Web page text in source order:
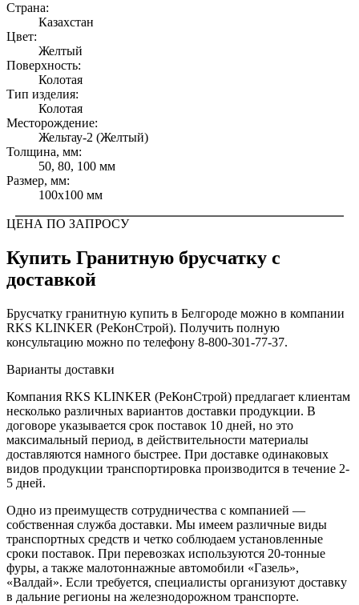
Страна:
Казахстан
Цвет:
Желтый
Поверхность:
Колотая
Тип изделия:
Колотая
Месторождение:
Жельтау-2 (Желтый)
Толщина, мм:
50, 80, 100 мм
Размер, мм:
100х100 мм
ЦЕНА ПО ЗАПРОСУ
Купить Гранитную брусчатку c
доставкой
Брусчатку гранитную купить в Белгороде можно в компании
RKS KLINKER (РеКонСтрой). Получить полную
консультацию можно по телефону 8-800-301-77-37.
Варианты доставки
Компания RKS KLINKER (РеКонСтрой) предлагает клиентам
несколько различных вариантов доставки продукции. В
договоре указывается срок поставок 10 дней, но это
максимальный период, в действительности материалы
доставляются намного быстрее. При доставке одинаковых
видов продукции транспортировка производится в течение 2-
5 дней.
Одно из преимуществ сотрудничества с компанией —
собственная служба доставки. Мы имеем различные виды
транспортных средств и четко соблюдаем установленные
сроки поставок. При перевозках используются 20-тонные
фуры, а также малотоннажные автомобили «Газель»,
«Валдай». Если требуется, специалисты организуют доставку
в дальние регионы на железнодорожном транспорте.